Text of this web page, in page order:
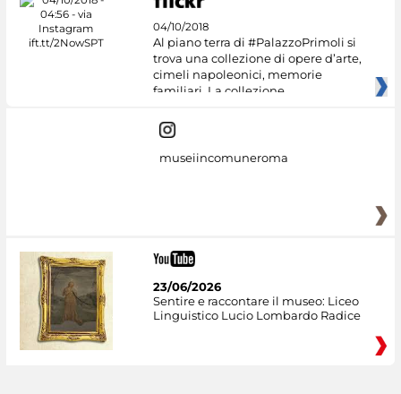
04/10/2018
Al piano terra di #PalazzoPrimoli si
trova una collezione di opere d’arte,
cimeli napoleonici, memorie
familiari. La collezione
museiincomuneroma
23/06/2026
Sentire e raccontare il museo: Liceo
Linguistico Lucio Lombardo Radice